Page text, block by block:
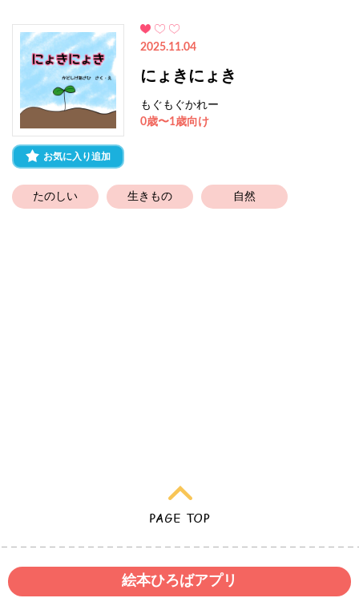
お気に入り追加
2025.11.04
にょきにょき
もぐもぐかれー
0歳〜1歳向け
たのしい 生きもの 自然
絵本ひろばアプリ